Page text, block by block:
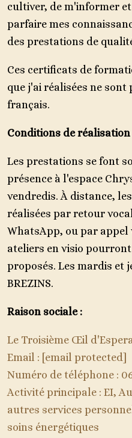
cultiver, de m'informer
parfaire mes
des prestations de
Ces certificats de
que j'ai réalisées ne
français.
Conditions de
Les prestations se font
présence à l'espace
vendredis. À distance,
réalisées par retour
WhatsApp, ou par appel
ateliers en visio
proposés. Les mardis et
BREZINS.
Raison sociale :
Le Troisième Œil
Email : [email protected]
Numéro de téléphone : 06
Activité principale : EI,
autres services
soins énergétiques